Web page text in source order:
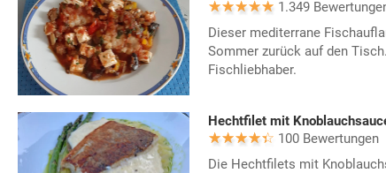
1.349
Dieser mediterrane
Sommer zurück auf den
Fischliebhaber.
Hechtfilet mit
100 Bewertungen
Die Hechtfilets mit